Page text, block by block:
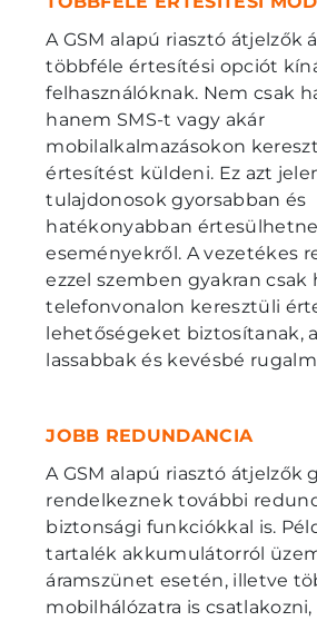
A GSM alapú riasztó átjelzők
többféle értesítési opciót
felhasználóknak. Nem csak
hanem SMS-t vagy akár
mobilalkalmazásokon
értesítést küldeni. Ez azt
tulajdonosok gyorsabban és
hatékonyabban
eseményekről. A vezetékes
ezzel szemben gyakran csak
telefonvonalon keresztüli
lehetőségeket biztosítanak,
lassabbak és kevésbé
JOBB REDUNDANCIA
A GSM alapú riasztó átjelzők
rendelkeznek további
biztonsági funkciókkal is.
tartalék akkumulátorról
áramszünet esetén, illetve
mobilhálózatra is csatlakozni,